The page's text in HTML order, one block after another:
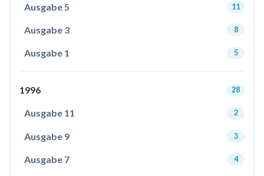
Ausgabe 5 11
Ausgabe 3 8
Ausgabe 1 5
1996 28
Ausgabe 11 2
Ausgabe 9 3
Ausgabe 7 4